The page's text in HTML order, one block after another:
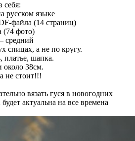
себя:
русском языке
файла (14 страниц)
(74 фото)
средний
спицах, а не по кругу.
платье, шапка.
около 38см.
не стоит!!!
вязать гуся в новогодних
актуальна на все времена